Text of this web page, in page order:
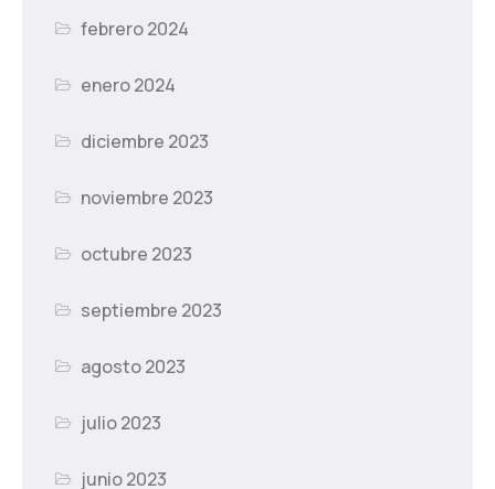
febrero 2024
enero 2024
diciembre 2023
noviembre 2023
octubre 2023
septiembre 2023
agosto 2023
julio 2023
junio 2023